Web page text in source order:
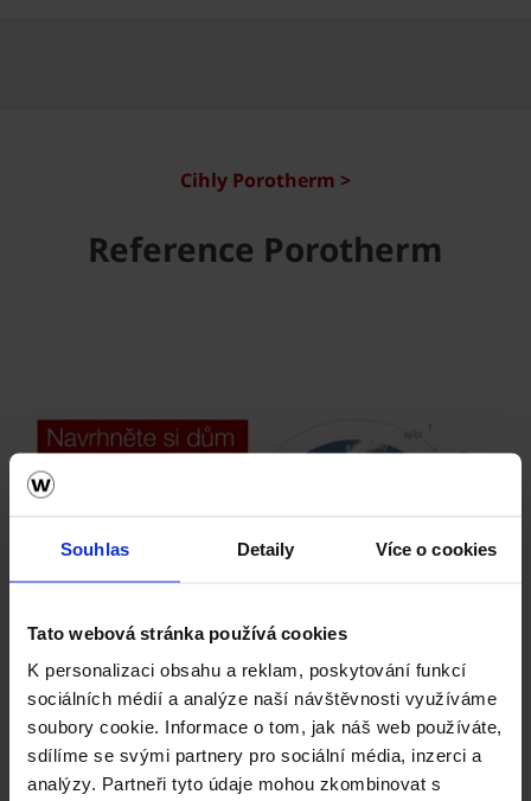
Souhlas Detaily Více o cookies
Tato webová stránka používá cookies
K personalizaci obsahu a reklam, poskytování funkcí
sociálních médií a analýze naší návštěvnosti využíváme
soubory cookie. Informace o tom, jak náš web používáte,
sdílíme se svými partnery pro sociální média, inzerci a
analýzy. Partneři tyto údaje mohou zkombinovat s
Cihly Porotherm >
Reference Porotherm
Vezměte stavbu do vlastních rukou. Online.
Vyzkoušejte ZDARMA návrh domu za 5 minut
Cena domu v reálném čase